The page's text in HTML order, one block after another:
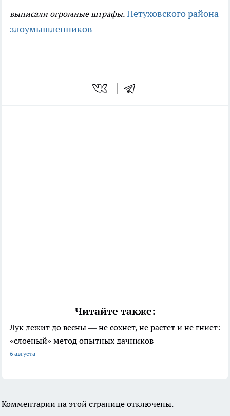
выписали огромные штрафы. Петуховского района
злоумышленников
Читайте также:
Лук лежит до весны — не сохнет, не растет и не гниет:
«слоеный» метод опытных дачников
6 августа
Комментарии на этой странице отключены.